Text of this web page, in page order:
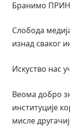
Бранимо
Слобода
изнад сваког
Искуство нас
Веома добро
институције
мисле